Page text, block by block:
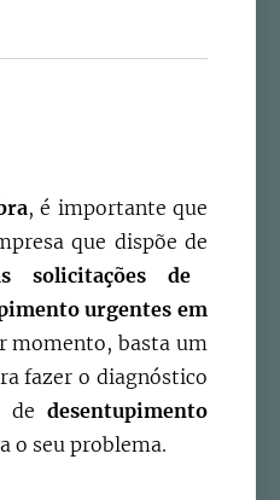
, é importante que
que dispõe de
solicitações de
urgentes em
momento, basta um
fazer o diagnóstico
de desentupimento
o seu problema.